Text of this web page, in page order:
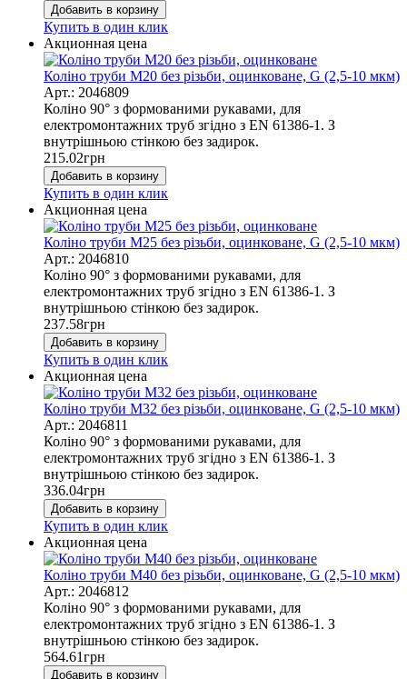
Добавить в корзину
Купить в один клик
Акционная цена
Коліно труби М20 без різьби, оцинковане, G (2,5-10 мкм)
Арт.: 2046809
Коліно 90° з формованими рукавами, для
електромонтажних труб згідно з EN 61386-1. З
внутрішньою стінкою без задирок.
215.02грн
Добавить в корзину
Купить в один клик
Акционная цена
Коліно труби М25 без різьби, оцинковане, G (2,5-10 мкм)
Арт.: 2046810
Коліно 90° з формованими рукавами, для
електромонтажних труб згідно з EN 61386-1. З
внутрішньою стінкою без задирок.
237.58грн
Добавить в корзину
Купить в один клик
Акционная цена
Коліно труби М32 без різьби, оцинковане, G (2,5-10 мкм)
Арт.: 2046811
Коліно 90° з формованими рукавами, для
електромонтажних труб згідно з EN 61386-1. З
внутрішньою стінкою без задирок.
336.04грн
Добавить в корзину
Купить в один клик
Акционная цена
Коліно труби М40 без різьби, оцинковане, G (2,5-10 мкм)
Арт.: 2046812
Коліно 90° з формованими рукавами, для
електромонтажних труб згідно з EN 61386-1. З
внутрішньою стінкою без задирок.
564.61грн
Добавить в корзину